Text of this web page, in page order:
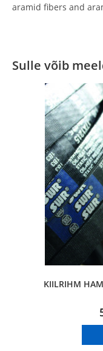
aramid fibers and
Sulle võib
KIILRIHM